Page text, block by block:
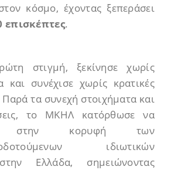
κόσμο, έχοντας ξεπεράσει
επισκέπτες.
στιγμή, ξεκίνησε χωρίς
και συνέχισε χωρίς κρατικές
Παρά τα συνεχή στοιχήματα και
το ΜΚΗΛ κατόρθωσε να
στην κορυφή των
ιδιωτικών
Ελλάδα, σημειώνοντας